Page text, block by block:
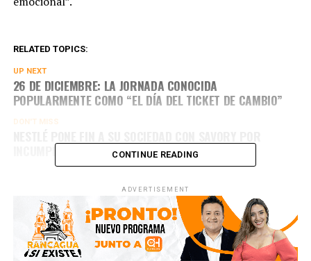
RELATED TOPICS:
UP NEXT
26 DE DICIEMBRE: LA JORNADA CONOCIDA
POPULARMENTE COMO “EL DÍA DEL TICKET DE CAMBIO”
DON'T MISS
INCUMPLIMIENTO DEL CONTRATO
CONTINUE READING
ADVERTISEMENT